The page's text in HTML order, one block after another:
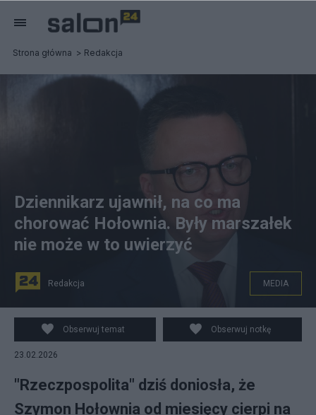
Strona główna Redakcja
Dziennikarz ujawnił, na co ma
chorować Hołownia. Były marszałek
nie może w to uwierzyć
Redakcja MEDIA
Obserwuj temat Obserwuj notkę
23.02.2026
"Rzeczpospolita" dziś doniosła, że
Szymon Hołownia od miesięcy cierpi na